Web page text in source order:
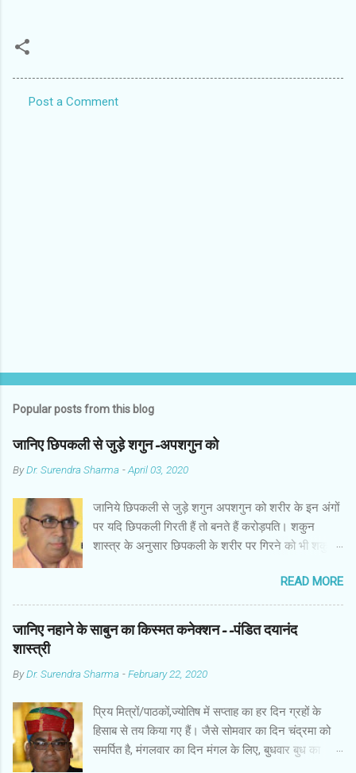
Post a Comment
Popular posts from this blog
जानिए छिपकली से जुड़े शगुन-अपशगुन को
ByDr. Surendra Sharma -April 03, 2020
जानिये छिपकली से जुड़े शगुन अपशगुन को शरीर के इन अंगों
पर यदि छिपकली गिरती हैं तो बनते हैं करोड़पति। शकुन
शास्त्र के अनुसार छिपकली के शरीर पर गिरने को भी शकुन/
पाई जाती है, एक जंगली और एक घरेलू। छिपकली की जंगली
नस्ल को गिरगिट कहा जाता है जबकि घरों में पाई जाने वाली
छिपकली घरेलू छिपकली कही जाती है। शकुन शास्त्र के
अनुसार छिपकली के शरीर पर गिरने को भी शकुन/अपशकुन
के दाहिनी तरफ गिरना ठीक होता है। इसी प्रकार छिपकली का
की ओर गिरना अच्छा नहीं होता। रविवार या मंगलवार को लाल
रंग की छिपकली तथा शनिवार को काले रंग की छिपकली से
कम हानि होती है। ✍🏻✍🏻🌷🌷👉🏻👉🏻 छिपकली होती है मां
READ MORE
जानिए नहाने के साबुन का किस्मत कनेक्शन--पंडित दयानंद
शास्त्री
ByDr. Surendra Sharma -February 22, 2020
प्रिय मित्रों/पाठकों,ज्योतिष में सप्ताह का हर दिन ग्रहों के
हिसाब से तय किया गए हैं। जैसे सोमवार का दिन चंद्रमा को
समर्पित है, मंगलवार का दिन मंगल के लिए, बुधवार बुध का